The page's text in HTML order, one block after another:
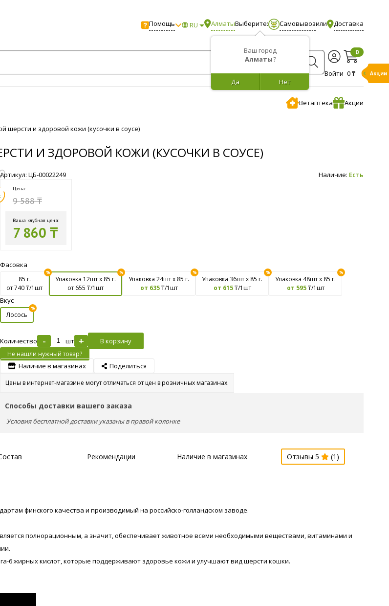
Помощь RU Алматы
Ваш город
Алматы?
Нет
Да
Выберите: Самовывозили Доставка
Войти
0
0 ₸
Ветаптека Акции
шерсти и здоровой кожи (кусочки в соусе)
И ЗДОРОВОЙ КОЖИ (КУСОЧКИ В СОУСЕ)
Артикул: ЦБ-00022249 Наличие: Есть
Цена:
9 588 ₸
Ваша клубная цена:
7 860 ₸
Фасовка
85 г.
от 740₸/1шт
Упаковка 12шт х 85 г.
от 655 ₸/1шт
Упаковка 24шт х 85 г.
от 635₸/1шт
Упаковка 36шт х 85 г.
от 615₸/1шт
Упаковка 48шт х 85 г.
от 595₸/1шт
Вкус
Лосось
Количество - шт + В корзину
Не нашли нужный товар?
Наличие в магазинах Поделиться
Цены в интернет-магазине могут отличаться от цен в розничных магазинах.
Способы доставки вашего заказа
Условия бесплатной доставки указаны в правой колонке
Рекомендации Наличие в магазинах Отзывы 5 (1)
финского качества и производимый на российско-голландском заводе.
полнорационным, а значит, обеспечивает животное всеми необходимыми веществами, витаминами и
6 жирных кислот, которые поддерживают здоровье кожи и улучшают вид шерсти кошки.
Акции